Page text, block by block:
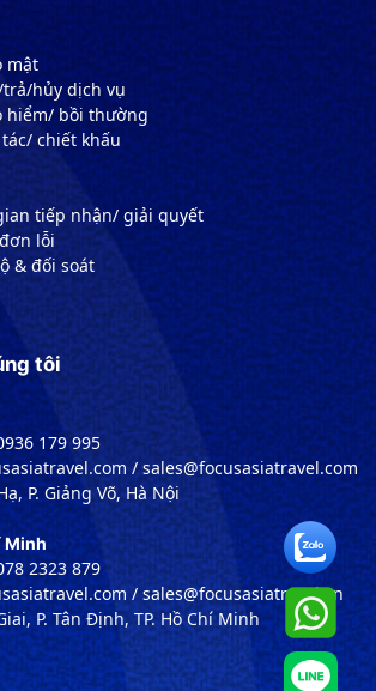
mật
hủy dịch vụ
hiểm/ bồi thường
chiết khấu
tiếp nhận/ giải quyết
lỗi
& đối soát
tôi
179 995
/ sales@focusasiatravel.com
P. Giảng Võ, Hà Nội
Minh
2323 879
/ sales@focusasiatravel.vn
P. Tân Định, TP. Hồ Chí Minh